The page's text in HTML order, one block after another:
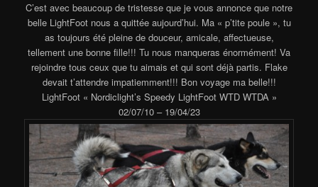
C’est avec beaucoup de tristesse que je vous annonce que notre
belle LightFoot nous a quittée aujourd’hui. Ma « p’tite poule », tu
as toujours été pleine de douceur, amicale, affectueuse,
tellement une bonne fille!!! Tu nous manqueras énormément! Va
rejoindre tous ceux que tu aimais et qui sont déjà partis. Flake
devait t’attendre impatiemment!!! Bon voyage ma belle!!!
LightFoot « Nordiclight’s Speedy LightFoot WTD WTDA »
02/07/10 – 19/04/23